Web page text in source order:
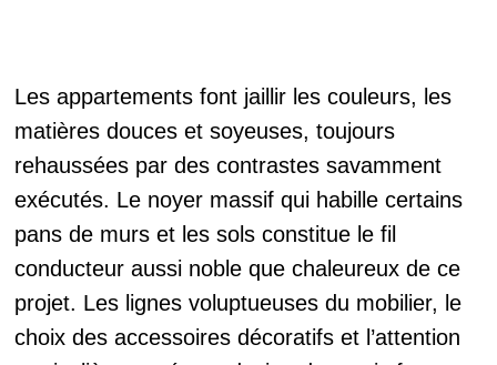
Les appartements font jaillir les couleurs, les
matières douces et soyeuses, toujours
rehaussées par des contrastes savamment
exécutés. Le noyer massif qui habille certains
pans de murs et les sols constitue le fil
conducteur aussi noble que chaleureux de ce
projet. Les lignes voluptueuses du mobilier, le
choix des accessoires décoratifs et l’attention